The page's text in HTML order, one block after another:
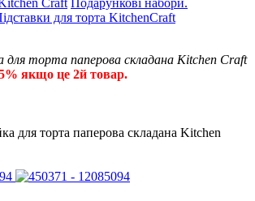
Craft Подарункові набори.
для торта KitchenCraft
для торта паперова складана Kitchen Craft
якщо це 2й товар.